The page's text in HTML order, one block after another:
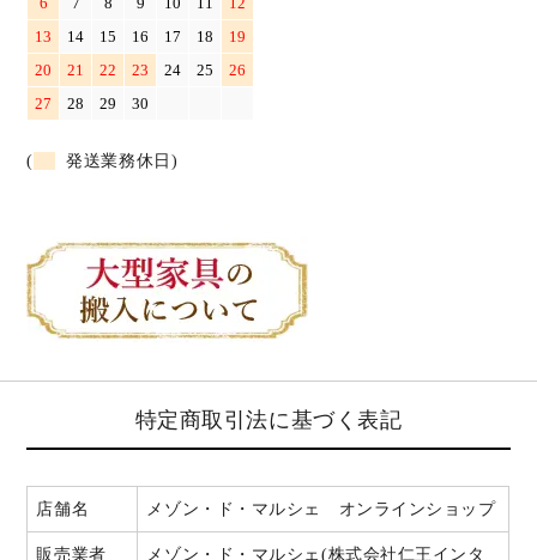
13
14 15 16 17 18
19
20
21 22 23 24 25
26
27
28 29 30
( 発送業務休日)
特定商取引法に基づく表記
店舗名 メゾン・ド・マルシェ オンラインショップ
販売業者
メゾン・ド・マルシェ(株式会社仁王インタ